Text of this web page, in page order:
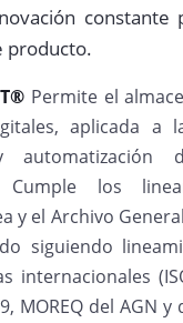
constante
producto.
Permite el
aplicada a
automatización
Cumple los
y el Archivo
siguiendo
internacionales
MOREQ del AGN